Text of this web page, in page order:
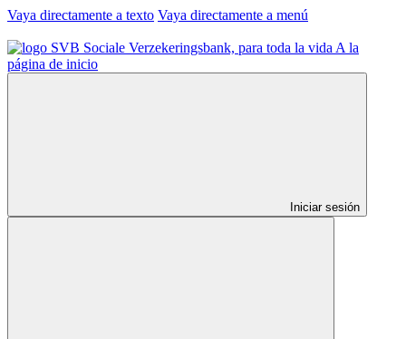
Vaya directamente a texto Vaya directamente a menú
A la
página de inicio
Iniciar sesión